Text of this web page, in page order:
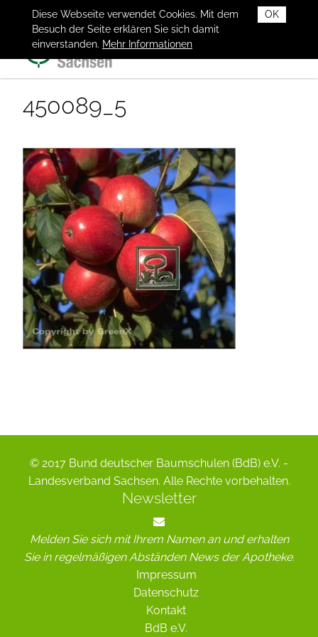
OK
Diese Webseite verwendet Cookies. Mit dem
Besuch der Seite erklären Sie sich damit
einverstanden. Mehr Informationen
450089_5
© 2017 Bund deutscher Baumschulen (BdB) e.V. -
Landesverband Sachsen. Alle Rechte vorbehalten.
Newsletter
Melden Sie sich mit Ihrem Namen an und erhalten
Sie in regelmäßigen Abständen News der Apotheke.
Impressum
Datenschutz
Kontakt
BdB e.V.